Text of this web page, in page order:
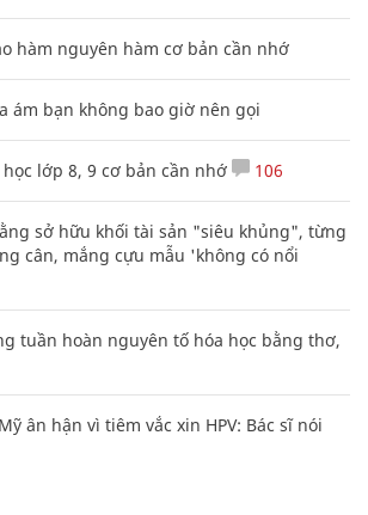
hàm nguyên hàm cơ bản cần nhớ
ám bạn không bao giờ nên gọi
lớp 8, 9 cơ bản cần nhớ 106
sở hữu khối tài sản "siêu khủng", từng
cân, mắng cựu mẫu 'không có nổi
tuần hoàn nguyên tố hóa học bằng thơ,
ân hận vì tiêm vắc xin HPV: Bác sĩ nói